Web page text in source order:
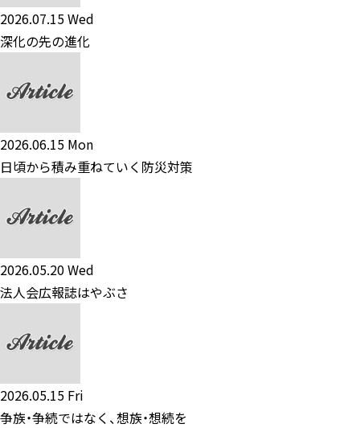
2026.07.15 Wed
深化の先の進化
2026.06.15 Mon
日頃から積み重ねていく防災対策
2026.05.20 Wed
法人会広報誌はやぶさ
2026.05.15 Fri
争族・争続ではなく、想族・想続を